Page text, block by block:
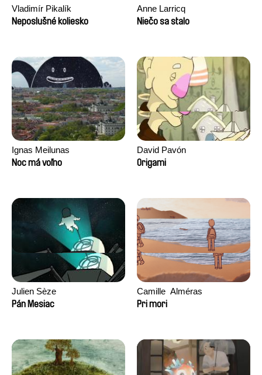
Vladimír Pikalík
Neposlušné koliesko
Anne Larricq
Niečo sa stalo
Ignas Meilunas
Noc má voľno
David Pavón
Origami
Julien Sèze
Pán Mesiac
Camille​ ​ ​Alméras
Pri mori